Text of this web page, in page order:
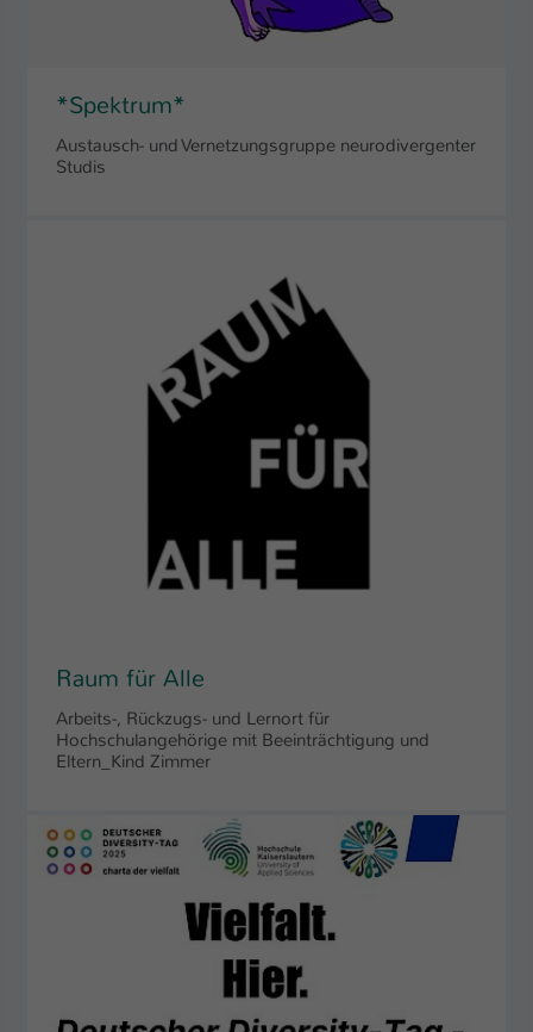
*Spektrum*
Austausch- und Vernetzungsgruppe neurodivergenter
Studis
Raum für Alle
Arbeits-, Rückzugs- und Lernort für
Hochschulangehörige mit Beeinträchtigung und
Eltern_Kind Zimmer